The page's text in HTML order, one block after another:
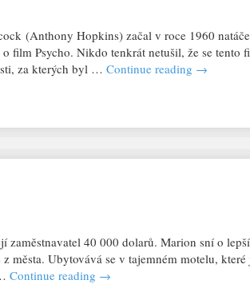
(Anthony Hopkins) začal v roce 1960
film Psycho. Nikdo tenkrát netušil, že se tento
za kterých byl … Continue reading →
40 000 dolarů. Marion sní o
města. Ubytovává se v tajemném motelu,
Continue reading →